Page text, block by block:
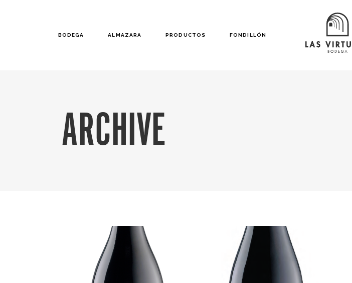
BODEGA ALMAZARA PRODUCTOS FONDILLÓN
ARCHIVE